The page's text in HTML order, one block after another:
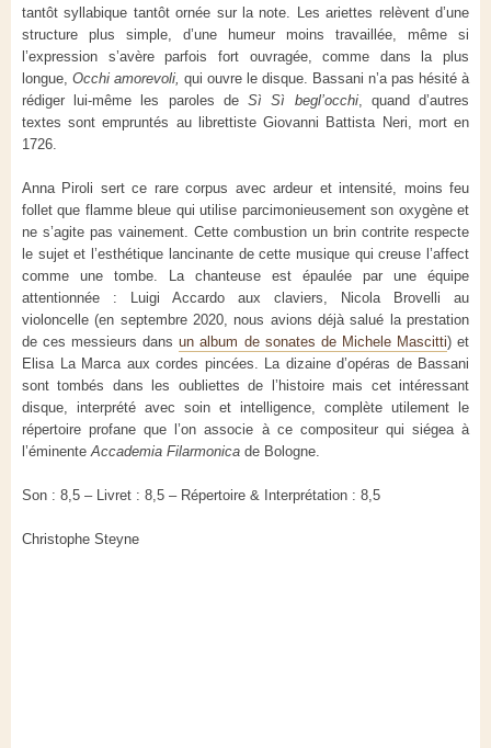
tantôt syllabique tantôt ornée sur la note. Les ariettes relèvent d’une
structure plus simple, d’une humeur moins travaillée, même si
l’expression s’avère parfois fort ouvragée, comme dans la plus
longue, Occhi amorevoli, qui ouvre le disque. Bassani n’a pas hésité à
rédiger lui-même les paroles deSì Sì begl’occhi, quand d’autres
textes sont empruntés au librettiste Giovanni Battista Neri, mort en
1726.
Anna Piroli sert ce rare corpus avec ardeur et intensité, moins feu
follet que flamme bleue qui utilise parcimonieusement son oxygène et
ne s’agite pas vainement. Cette combustion un brin contrite respecte
le sujet et l’esthétique lancinante de cette musique qui creuse l’affect
comme une tombe. La chanteuse est épaulée par une équipe
attentionnée : Luigi Accardo aux claviers, Nicola Brovelli au
violoncelle (en septembre 2020, nous avions déjà salué la prestation
de ces messieurs dansun album de sonates de Michele Mascitti) et
Elisa La Marca aux cordes pincées. La dizaine d’opéras de Bassani
sont tombés dans les oubliettes de l’histoire mais cet intéressant
disque, interprété avec soin et intelligence, complète utilement le
répertoire profane que l’on associe à ce compositeur qui siégea à
l’éminente Accademia Filarmonica de Bologne.
Son : 8,5 – Livret : 8,5 – Répertoire & Interprétation : 8,5
Christophe Steyne